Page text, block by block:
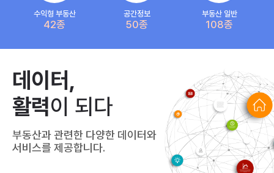
수익형 부동산
42종
공간정보
50종
부동산 일반
108종
데이터,
활력이 되다
부동산과 관련한 다양한 데이터와
서비스를 제공합니다.
상가임대료(공공상가)
화물차 기종점 통행량
1 공동주택 단지 연계정보